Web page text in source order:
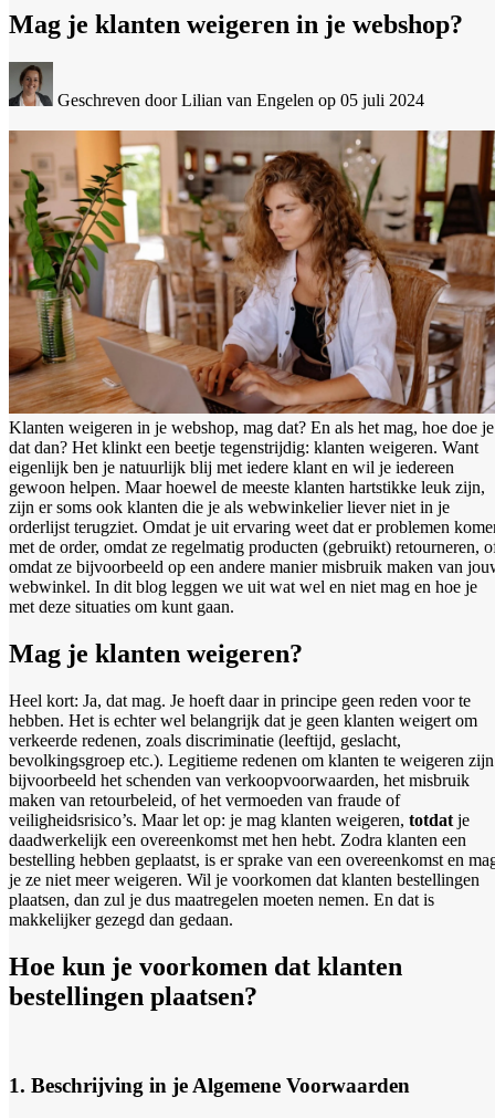
Mag je klanten weigeren in je webshop?
Geschreven door Lilian van Engelen op 05 juli 2024
Klanten weigeren in je webshop, mag dat? En als het mag, hoe doe je
dat dan? Het klinkt een beetje tegenstrijdig: klanten weigeren. Want
eigenlijk ben je natuurlijk blij met iedere klant en wil je iedereen
gewoon helpen. Maar hoewel de meeste klanten hartstikke leuk zijn,
zijn er soms ook klanten die je als webwinkelier liever niet in je
orderlijst terugziet. Omdat je uit ervaring weet dat er problemen
met de order, omdat ze regelmatig producten (gebruikt) retourneren,
omdat ze bijvoorbeeld op een andere manier misbruik maken van
webwinkel. In dit blog leggen we uit wat wel en niet mag en hoe je
met deze situaties om kunt gaan.
Mag je klanten weigeren?
Heel kort: Ja, dat mag. Je hoeft daar in principe geen reden voor te
hebben. Het is echter wel belangrijk dat je geen klanten weigert om
verkeerde redenen, zoals discriminatie (leeftijd, geslacht,
bevolkingsgroep etc.). Legitieme redenen om klanten te weigeren zijn
bijvoorbeeld het schenden van verkoopvoorwaarden, het misbruik
maken van retourbeleid, of het vermoeden van fraude of
veiligheidsrisico’s. Maar let op: je mag klanten weigeren, totdat je
daadwerkelijk een overeenkomst met hen hebt. Zodra klanten een
bestelling hebben geplaatst, is er sprake van een overeenkomst en
je ze niet meer weigeren. Wil je voorkomen dat klanten bestellingen
plaatsen, dan zul je dus maatregelen moeten nemen. En dat is
makkelijker gezegd dan gedaan.
Hoe kun je voorkomen dat klanten
bestellingen plaatsen?
1. Beschrijving in je Algemene Voorwaarden